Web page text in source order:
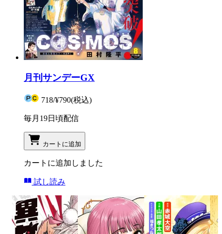
月刊サンデーGX
718/¥790(税込)
毎月19日頃配信
カートに追加
カートに追加しました
試し読み